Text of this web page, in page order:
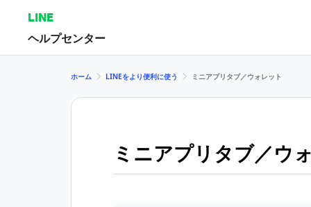
LINE
ヘルプセンター
ホーム LINEをより便利に使う ミニアプリタブ／ウォレット
ミニアプリタブ／ウ